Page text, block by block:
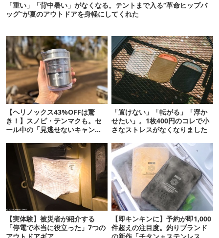
「重い」「背中暑い」がなくなる。テントまで入る“革命ヒップバ
ッグ”が夏のアウトドアを身軽にしてくれた
【ヘリノックス43%OFFは驚
き！】スノピ・テンマクも。セ
ール中の「見逃せないキャンプ
「置けない」「転がる」「浮か
せたい」。1枚400円のコレで小
さなストレスがなくなりました
【実体験】被災者が紹介する
「停電で本当に役立った」7つの
アウトドアギア
【即キンキンに】予約が即1,000
件超えの注目度。釣りブランド
の新作「チタン＋ステンレスの